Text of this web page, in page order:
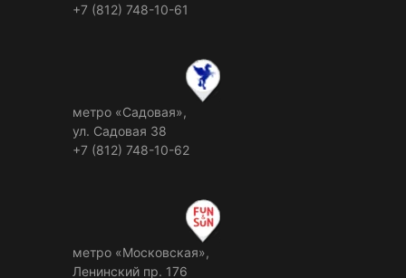
+7 (812) 748-10-61
метро «Садовая»,
ул. Садовая 38
+7 (812) 748-10-62
метро «Московская»,
Ленинский пр. 176